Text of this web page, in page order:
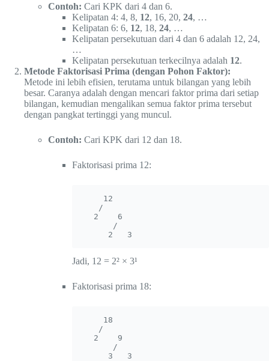
Contoh: Cari KPK dari 4 dan 6.
Kelipatan 4: 4, 8, 12, 16, 20, 24, …
Kelipatan 6: 6, 12, 18, 24, …
Kelipatan persekutuan dari 4 dan 6 adalah 12, 24,
…
Kelipatan persekutuan terkecilnya adalah 12.
Metode Faktorisasi Prima (dengan Pohon Faktor):
Metode ini lebih efisien, terutama untuk bilangan yang lebih
besar. Caranya adalah dengan mencari faktor prima dari setiap
bilangan, kemudian mengalikan semua faktor prima tersebut
dengan pangkat tertinggi yang muncul.
Contoh: Cari KPK dari 12 dan 18.
Faktorisasi prima 12:
    12
   /
  2    6
      /
     2   3
Jadi, 12 = 2² × 3¹
Faktorisasi prima 18:
    18
   /
  2    9
      /
     3   3